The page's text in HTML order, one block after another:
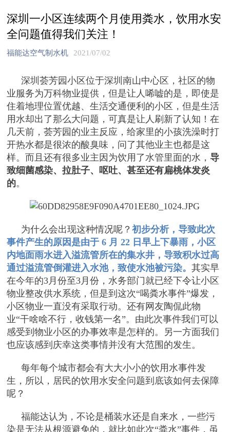
深圳一小区连续两个月使用粪水，饮用水安
全问题值得我们关注！
福能达空气制水机 2021/07/02
深圳荟芳园小区位于深圳南山中心区，社区的物
业服务为万科物业提供，但是让人唏嘘的是，即使是
住着地理位置优越、生活交通便利的小区，但是生活
用水却出了那么大问题，可真是让人刷新了认知！在
几天前，荟芳园的业主反应，给家里的小孩洗澡时打
开热水都是很浓的酸臭味，问了其他业主也都是这
样。而且还有很多业主因为饮用了水管里面的水，导
致细菌感染、拉肚子、呕吐、甚至还有扁桃体发炎
的。
为什么会出现这种情况呢？初步分析，导致此次
事件产生的原因是由于 6 月 22 日早上下暴雨，小区
内地面雨水进入溢流管所在的集水井，导致积水过高
通过溢流管倒灌进入水池，致使水池被污染。其实早
在今年的3月份至3月份，水务部门就已经下令让小区
物业整改供水系统，但是到这次“喝粪水事件”爆发，
小区物业一直没有采取行动。还有网友陶侃此物
业“干啥啥不行，收钱第一名”。由此次事件我们可以
感受到物业小区的办事效率是怎样的。另一方面我们
也应该感到庆幸这类事情并没有大范围的发生。
每年每个城市都会有大大小小的饮用水事件发
生，所以，居民的饮用水安全问题到底该如何去保障
呢？
福能达认为，不论是桶装水还是自来水，一些污
染是无法从根源避免的，就比如此次“粪水”事件，虽